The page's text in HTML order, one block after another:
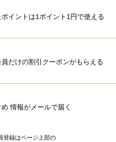
イントは1ポイント1円で使える
だけの割引クーポンがもらえる
情報がメールで届く
登録はページ上部の